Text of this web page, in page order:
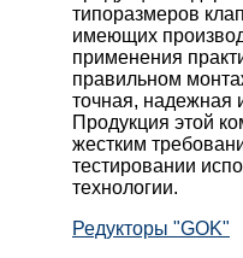
типоразмеров
имеющих
применения
правильном
точная, надежная
Продукция этой
жестким
тестировании
технологии.
Редукторы "GOK"